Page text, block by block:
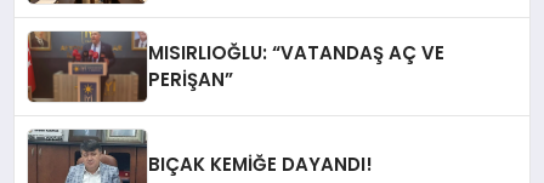
MISIRLIOĞLU: “VATANDAŞ AÇ VE
PERİŞAN”
BIÇAK KEMİĞE DAYANDI!